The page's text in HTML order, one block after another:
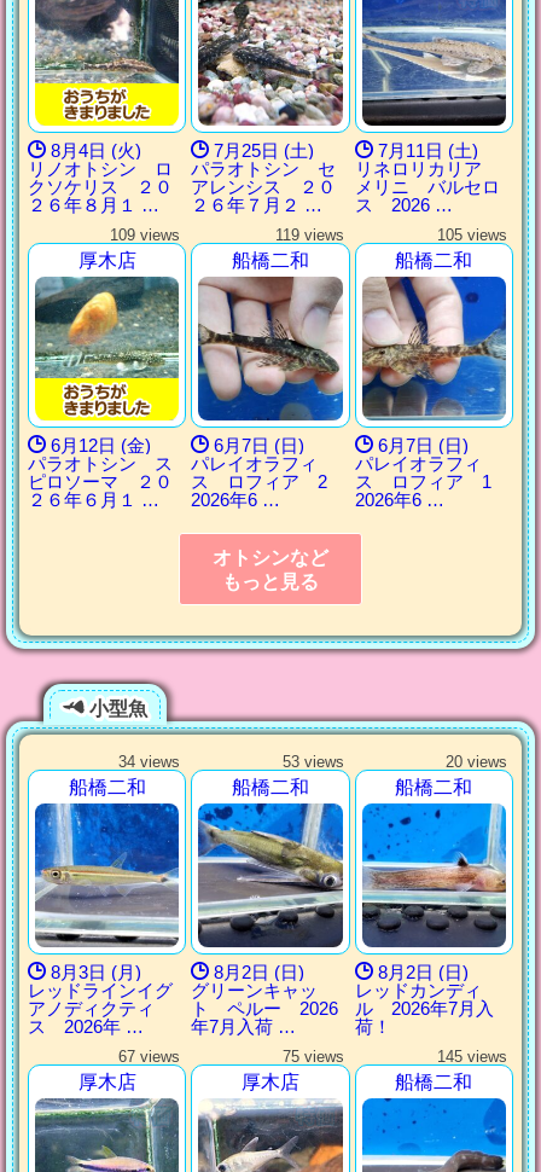
8月4日 (火)
リノオトシン ロ
クソケリス ２０
２６年８月１ …
7月25日 (土)
パラオトシン セ
アレンシス ２０
２６年７月２ …
7月11日 (土)
リネロリカリア
メリニ バルセロ
ス 2026 …
109 views
厚木店
6月12日 (金)
パラオトシン ス
ピロソーマ ２０
２６年６月１ …
119 views
船橋二和
6月7日 (日)
パレイオラフィ
ス ロフィア 2
2026年6 …
105 views
船橋二和
6月7日 (日)
パレイオラフィ
ス ロフィア 1
2026年6 …
オトシンなど
もっと見る
小型魚
34 views
船橋二和
8月3日 (月)
レッドラインイグ
アノディクティ
ス 2026年 …
53 views
船橋二和
8月2日 (日)
グリーンキャッ
ト ペルー 2026
年7月入荷 …
20 views
船橋二和
8月2日 (日)
レッドカンディ
ル 2026年7月入
荷！
67 views
厚木店
75 views
厚木店
145 views
船橋二和